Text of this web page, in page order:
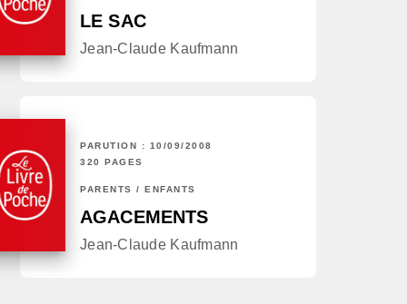
LE SAC
Jean-Claude Kaufmann
PARUTION : 10/09/2008
320 PAGES
PARENTS / ENFANTS
AGACEMENTS
Jean-Claude Kaufmann